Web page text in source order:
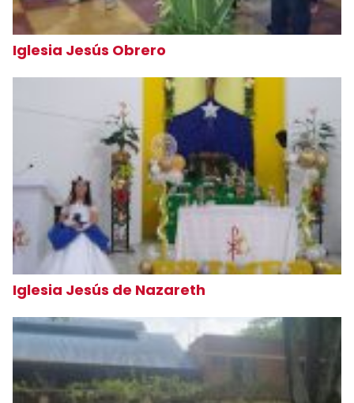
Iglesia Jesús Obrero
Iglesia Jesús de Nazareth